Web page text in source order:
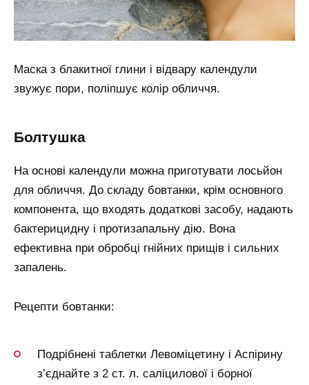
Маска з блакитної глини і відвару календули
звужує пори, поліпшує колір обличчя.
болтушка
На основі календули можна приготувати лосьйон
для обличчя. До складу бовтанки, крім основного
компонента, що входять додаткові засобу, надають
бактерицидну і протизапальну дію. Вона
ефективна при обробці гнійних прищів і сильних
запалень.
Рецепти бовтанки:
Подрібнені таблетки Левоміцетину і Аспірину
з’єднайте з 2 ст. л. саліцилової і борної